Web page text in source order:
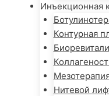
Инъекционная
Контурная
Нитевой